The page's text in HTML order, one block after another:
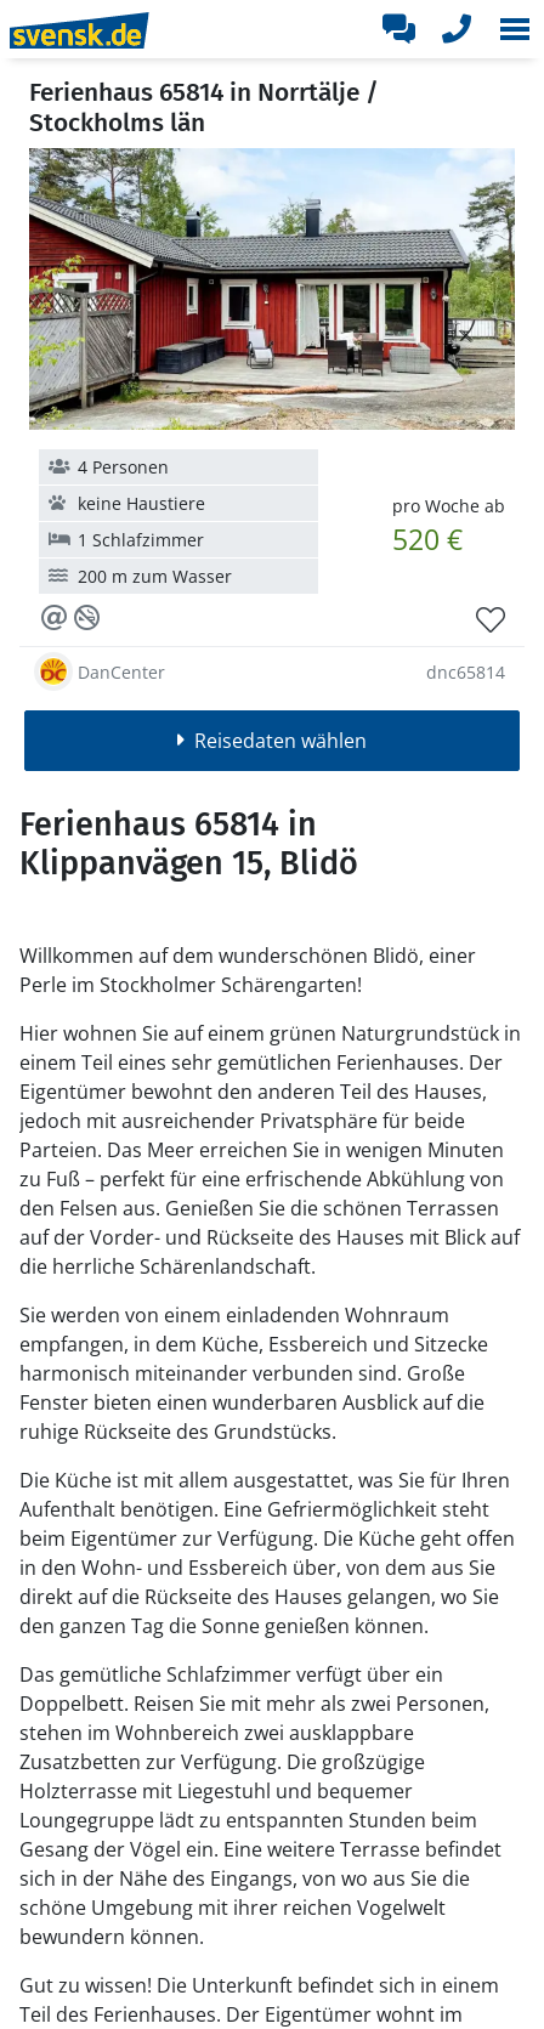
Ferienhaus 65814 in Norrtälje /
Stockholms län
pro Woche ab
520 €
4 Personen
keine Haustiere
1 Schlafzimmer
200 m zum Wasser
DanCenter dnc65814
Reisedaten wählen
Ferienhaus 65814 in
Klippanvägen 15, Blidö
Willkommen auf dem wunderschönen Blidö, einer
Perle im Stockholmer Schärengarten!
Hier wohnen Sie auf einem grünen Naturgrundstück in
einem Teil eines sehr gemütlichen Ferienhauses. Der
Eigentümer bewohnt den anderen Teil des Hauses,
jedoch mit ausreichender Privatsphäre für beide
Parteien. Das Meer erreichen Sie in wenigen Minuten
zu Fuß – perfekt für eine erfrischende Abkühlung von
den Felsen aus. Genießen Sie die schönen Terrassen
auf der Vorder- und Rückseite des Hauses mit Blick auf
die herrliche Schärenlandschaft.
Sie werden von einem einladenden Wohnraum
empfangen, in dem Küche, Essbereich und Sitzecke
harmonisch miteinander verbunden sind. Große
Fenster bieten einen wunderbaren Ausblick auf die
ruhige Rückseite des Grundstücks.
Die Küche ist mit allem ausgestattet, was Sie für Ihren
Aufenthalt benötigen. Eine Gefriermöglichkeit steht
beim Eigentümer zur Verfügung. Die Küche geht offen
in den Wohn- und Essbereich über, von dem aus Sie
direkt auf die Rückseite des Hauses gelangen, wo Sie
den ganzen Tag die Sonne genießen können.
Das gemütliche Schlafzimmer verfügt über ein
Doppelbett. Reisen Sie mit mehr als zwei Personen,
stehen im Wohnbereich zwei ausklappbare
Zusatzbetten zur Verfügung. Die großzügige
Holzterrasse mit Liegestuhl und bequemer
Loungegruppe lädt zu entspannten Stunden beim
Gesang der Vögel ein. Eine weitere Terrasse befindet
sich in der Nähe des Eingangs, von wo aus Sie die
schöne Umgebung mit ihrer reichen Vogelwelt
bewundern können.
Gut zu wissen! Die Unterkunft befindet sich in einem
Teil des Ferienhauses. Der Eigentümer wohnt im